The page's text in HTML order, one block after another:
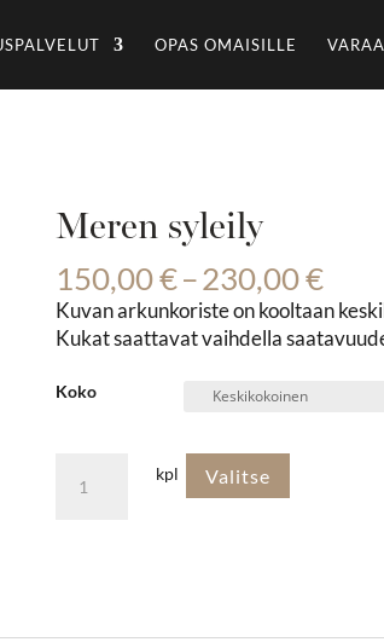
OPAS OMAISILLE
Meren syleily
150,00€–230,00€
-
Kuvan arkunkoriste on kooltaan
Kukat saattavat vaihdella
Koko
syleily
kpl Valitse